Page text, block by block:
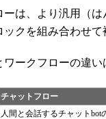
は、より汎用（は
クを組み合わせて
ークフローの違い
チャットフロー
人間と会話するチャットbot